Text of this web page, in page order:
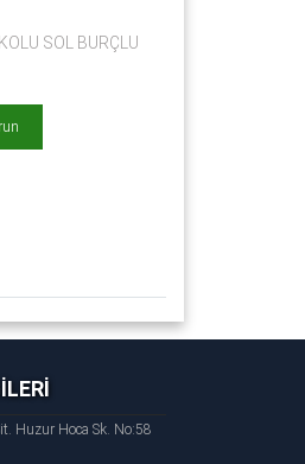
SOL BURÇLU
Huzur Hoca Sk. No:58